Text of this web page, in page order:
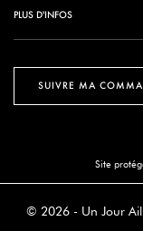
SUIVRE MA
PLUS D'INFOS
Site
© 2026 - Un Jour